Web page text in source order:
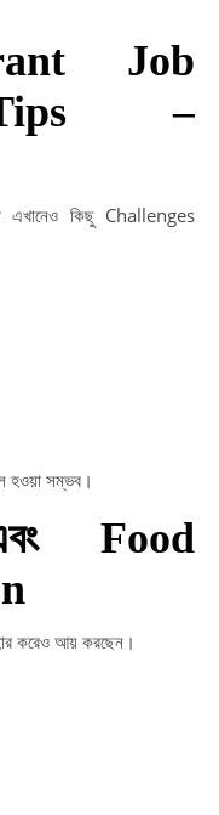
Job
–
কিছু Challenges
সম্ভব।
Food
করেও আয় করছেন।